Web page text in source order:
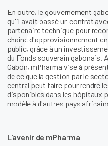
En outre, le gouvernement
qu'il avait passé un contrat
partenaire technique pour
chaîne d'approvisionnement
public, grâce à un
du Fonds souverain gabonais.
Gabon, mPharma vise à
de ce que la gestion par le
central peut faire pour rendre
disponibles dans les hôpitaux
modèle à d'autres pays
L'avenir de mPharma